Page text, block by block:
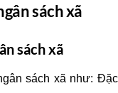
sách xã
sách xã
sách xã như: Đặc